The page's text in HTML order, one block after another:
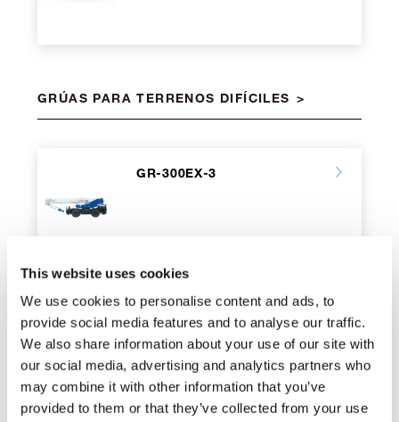
This website uses cookies
We use cookies to personalise content and ads, to
provide social media features and to analyse our traffic.
We also share information about your use of our site with
our social media, advertising and analytics partners who
may combine it with other information that you’ve
provided to them or that they’ve collected from your use
GRÚAS PARA TERRENOS DIFÍCILES
GR-300EX-3
GR-350XL-3